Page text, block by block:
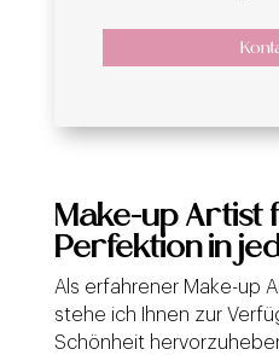
Make-up
Perfektion in
Als erfahrener Make-up
stehe ich Ihnen zur
Schönheit